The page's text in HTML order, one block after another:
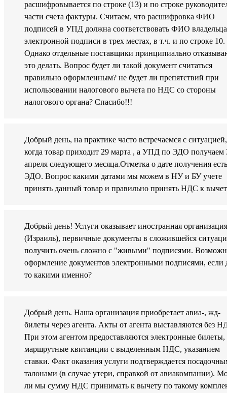
расшифровывается по строке (13) и по строке
части счета фактуры. Считаем, что расшифровка ФИО
подписей в УПД должна соответствовать ФИО владельца
электронной подписи в трех местах, в т.ч. и по строке 10.
Однако отдельные поставщики принципиально
это делать. Вопрос будет ли такой документ считаться
правильно оформленным? не будет ли препятствий при
использовании налогового вычета по НДС со стороны
налогового органа? Спасибо!!!
Добрый день, на практике часто встречаемся с ситуацией,
когда товар приходит 29 марта , а УПД по ЭДО получаем
апреля следующего месяца.Отметка о дате получения
ЭДО. Вопрос какими датами мы можем в НУ и БУ учете
принять данный товар и правильно принять НДС к
Добрый день! Услуги оказывает иностранная организация
(Израиль), первичные документы в сложившейся
получить очень сложно с "живыми" подписями.
оформление документов электронными подписями, если
то какими именно?
Добрый день. Наша организация приобретает авиа-, жд-
билеты через агента. Акты от агента выставляются без
При этом агентом предоставляются электронные билеты,
маршрутные квитанции с выделенным НДС, указанием
ставки. Факт оказания услуги подтверждается
талонами (в случае утери, справкой от авиакомпании).
ли мы сумму НДС принимать к вычету по такому